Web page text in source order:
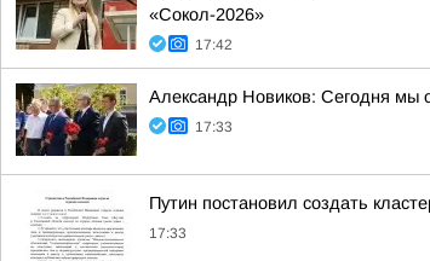
«Сокол-2026»
17:42
Александр Новиков: Сегодня мы
17:33
Путин постановил создать
17:33